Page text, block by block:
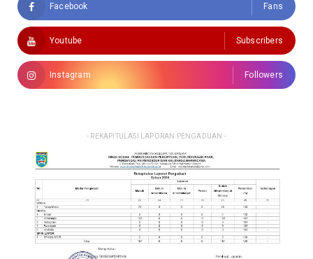
Facebook Fans
Youtube Subscribers
Instagram Followers
- REKAPITULASI LAPORAN PENGADUAN -